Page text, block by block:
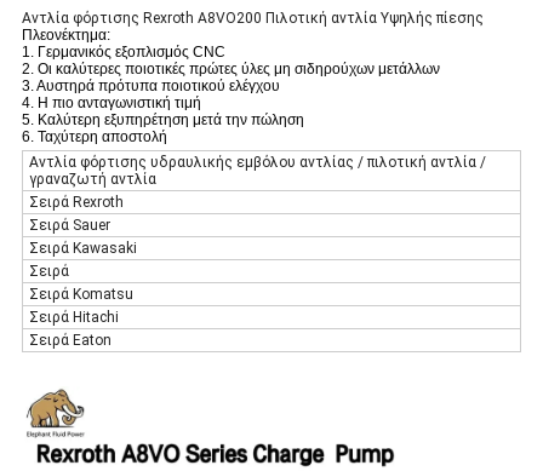
Αντλία φόρτισης Rexroth A8VO200 Πιλοτική αντλία Υψηλής πίεσης
Πλεονέκτημα:
1. Γερμανικός εξοπλισμός CNC
2. Οι καλύτερες ποιοτικές πρώτες ύλες μη σιδηρούχων μετάλλων
3. Αυστηρά πρότυπα ποιοτικού ελέγχου
4. Η πιο ανταγωνιστική τιμή
5. Καλύτερη εξυπηρέτηση μετά την πώληση
6. Ταχύτερη αποστολή
Αντλία φόρτισης υδραυλικής εμβόλου αντλίας / πιλοτική αντλία /
γραναζωτή αντλία
Σειρά Rexroth
Σειρά Sauer
Σειρά Kawasaki
Σειρά
Σειρά Komatsu
Σειρά Hitachi
Σειρά Eaton